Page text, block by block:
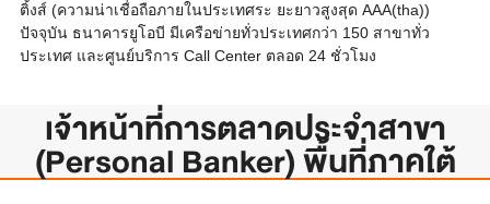
ติ้งส์ (ความน่าเชื่อถือภายในประเทศระ ยะยาวสูงสุด AAA(tha))
ปัจจุบัน ธนาคารยูโอบี มีเครือข่ายทั่วประเทศกว่า 150 สาขาทั่ว
ประเทศ และศูนย์บริการ Call Center ตลอด 24 ชั่วโมง
เจ้าหน้าที่การตลาดประจำสาขา
(Personal Banker) พื้นที่ภาคใต้